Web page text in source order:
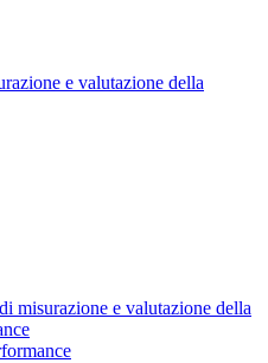
e valutazione della
misurazione e valutazione della